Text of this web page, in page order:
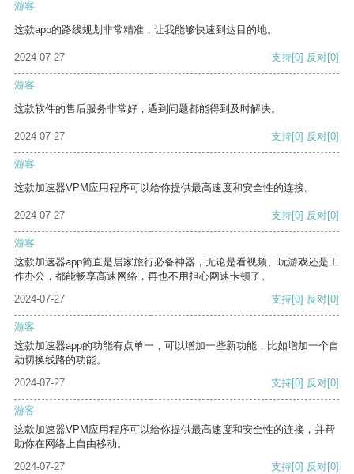
游客
这款app的路线规划非常精准，让我能够快速到达目的地。
2024-07-27 支持[0] 反对[0]
游客
这款软件的售后服务非常好，遇到问题都能得到及时解决。
2024-07-27 支持[0] 反对[0]
游客
这款加速器VPM应用程序可以给你提供最高速度和安全性的连接。
2024-07-27 支持[0] 反对[0]
游客
这款加速器app简直是居家旅行必备神器，无论是看视频、玩游戏还是工
作办公，都能畅享高速网络，再也不用担心网速卡顿了。
2024-07-27
支持[0] 反对[0]
游客
这款加速器app的功能有点单一，可以增加一些新功能，比如增加一个自
动切换线路的功能。
2024-07-27
支持[0] 反对[0]
游客
这款加速器VPM应用程序可以给你提供最高速度和安全性的连接，并帮
助你在网络上自由移动。
2024-07-27
支持[0] 反对[0]